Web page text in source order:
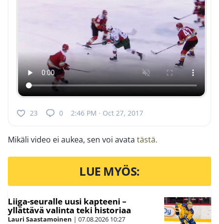
23 0 2:46 PM · Oct 27, 2017
Mikäli video ei aukea, sen voi avata tästä.
LUE MYÖS:
Liiga-seuralle uusi kapteeni –
yllättävä valinta teki historiaa
Lauri Saastamoinen | 07.08.2026 10:27